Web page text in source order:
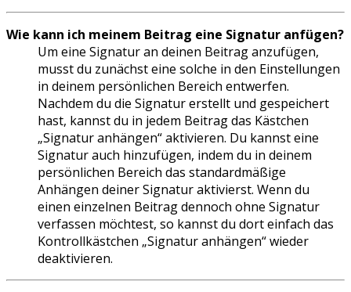
Wie kann ich meinem Beitrag eine Signatur anfügen?
Um eine Signatur an deinen Beitrag anzufügen,
musst du zunächst eine solche in den Einstellungen
in deinem persönlichen Bereich entwerfen.
Nachdem du die Signatur erstellt und gespeichert
hast, kannst du in jedem Beitrag das Kästchen
„Signatur anhängen“ aktivieren. Du kannst eine
Signatur auch hinzufügen, indem du in deinem
persönlichen Bereich das standardmäßige
Anhängen deiner Signatur aktivierst. Wenn du
einen einzelnen Beitrag dennoch ohne Signatur
verfassen möchtest, so kannst du dort einfach das
Kontrollkästchen „Signatur anhängen“ wieder
deaktivieren.